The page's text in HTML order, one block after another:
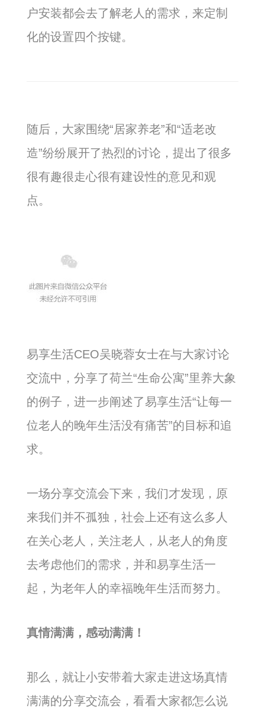
户安装都会去了解老人的需求，来定制
化的设置四个按键。
随后，大家围绕“居家养老”和“适老改
造”纷纷展开了热烈的讨论，提出了很多
很有趣很走心很有建设性的意见和观
点。
易享生活CEO吴晓蓉女士在与大家讨论
交流中，分享了荷兰“生命公寓”里养大象
的例子，进一步阐述了易享生活“让每一
位老人的晚年生活没有痛苦”的目标和追
求。
一场分享交流会下来，我们才发现，原
来我们并不孤独，社会上还有这么多人
在关心老人，关注老人，从老人的角度
去考虑他们的需求，并和易享生活一
起，为老年人的幸福晚年生活而努力。
真情满满，感动满满！
那么，就让小安带着大家走进这场真情
满满的分享交流会，看看大家都怎么说